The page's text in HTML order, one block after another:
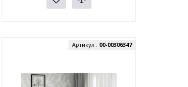
Артикул : 00-00306347